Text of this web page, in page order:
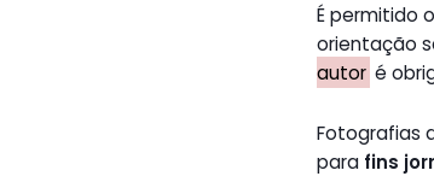
É permitido o
orientação
autor é
Fotografias
para fins